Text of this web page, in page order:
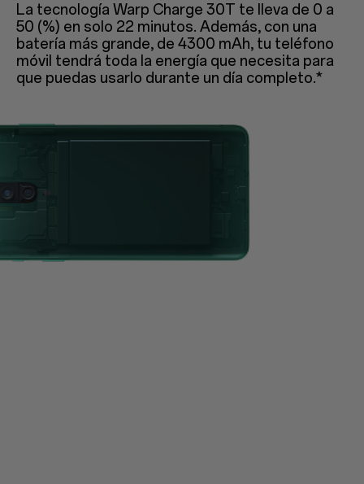
La tecnología Warp Charge 30T te lleva de 0 a
50 (%) en solo 22 minutos. Además, con una
batería más grande, de 4300 mAh, tu teléfono
móvil tendrá toda la energía que necesita para
que puedas usarlo durante un día completo.*